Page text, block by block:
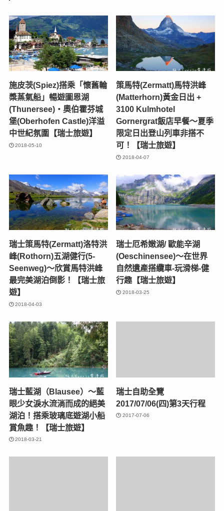
施皮茨(Spiez)搭乘「懷舊輪
槳蒸氣船」暢遊圖恩湖
(Thunersee)‧奧伯霍芬城
堡(Oberhofen Castle)洋溢
中世紀氛圍【瑞士旅遊】
2018-05-10
策馬特(Zermatt)馬特洪峰
(Matterhorn)黃金日出 +
3100 Kulmhotel
Gornergrat飯店早餐～夏季
限定日出登山列車非搭不
可！【瑞士旅遊】
2018-04-07
瑞士策馬特(Zermatt)洛特洪
峰(Rothorn)五湖健行(5-
Seenweg)～欣賞馬特洪峰
最完美湖泊倒影！【瑞士旅
遊】
2018-04-03
瑞士厄希嫩湖/ 歐能辛湖
(Oeschinensee)～在世界
自然遺產搭纜車-玩滑梯-健
行趣【瑞士旅遊】
2018-03-25
瑞士藍湖（Blausee）～藍
眼少女淚水流淌而成的絕美
湖泊！搭乘玻璃底遊湖小船
賞魚趣！【瑞士旅遊】
2018-03-21
瑞士自助全覽
2017/07/06(四)第3天行程
2017-07-06